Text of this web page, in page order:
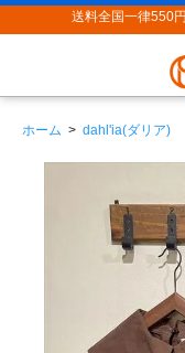
送料全国一律
ホーム > dahl'ia(ダリア)